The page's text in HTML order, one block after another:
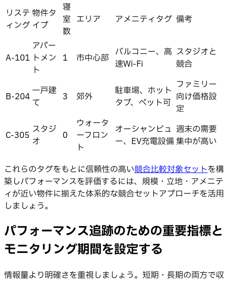
リステ
ィング
物件タ
イプ
寝
室
数
エリア アメニティタグ 備考
A-101
アパー
トメン
ト
1 市中心部 バルコニー、高
速Wi-Fi
スタジオと
競合
B-204 一戸建
て
3 郊外
駐車場、ホット
タブ、ペット可
ファミリー
向け価格設
定
C-305 スタジ
オ
0
ウォータ
ーフロン
ト
オーシャンビュ
ー、EV充電設備
週末の需要
集中が高い
これらのタグをもとに信頼性の高い競合比較対象セットを構
築しパフォーマンスを評価するには、規模・立地・アメニテ
ィが近い物件に揃えた体系的な競合セットアプローチを活用
しましょう。
パフォーマンス追跡のための重要指標と
モニタリング期間を設定する
情報量より明確さを重視しましょう。短期・長期の両方で収